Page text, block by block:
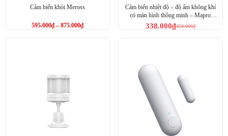
Cảm biến khói Meross
595.000₫ – 875.000₫
Cảm biến nhiệt độ – độ ẩm không khí
có màn hình thông minh – Mapro
Temperature Sensor Air Humidity
450.000₫
338.000₫